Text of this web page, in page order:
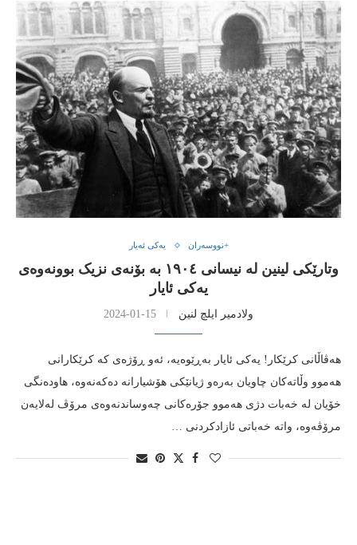
+نووسەران یەکی ئەیار
وتارێکی لینین لە نیسانی ١٩٠٤ بە بۆنەی نزیک بوونەوەی
یەکی ئایار
ولادمیر ایلچ لنین 2024-01-15
هەڤاڵانی کرێکار! یەکی ئایار بەڕێوەیە، ئەو ڕۆژەی کە کرێکارانی
هەموو وڵاتەکان چاویان بەرەو ژیانێکی هۆشیارانە دەکەنەوە، هاودەنگی
خۆیان لە خەبات دژی هەموو جۆرەکانی چەوساندنەوەی مرۆڤ لەلایەن
مرۆڤەوە، واتە خەباتی ئازادکردنی …